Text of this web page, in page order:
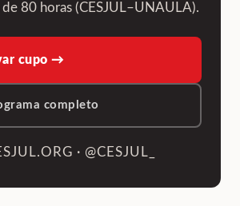
80 horas (CESJUL–UNAULA).
cupo →
completo
· @CESJUL_